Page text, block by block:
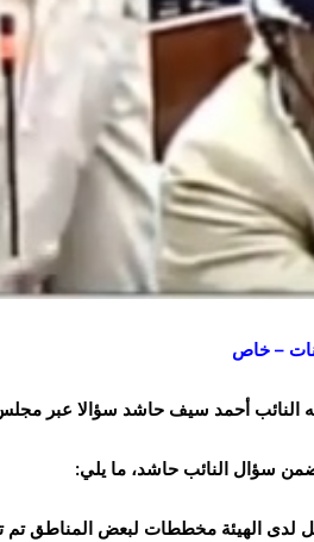
– خاص
النائب أحمد سيف حاشد سؤالا عبر مجلس
سؤال النائب حاشد، ما يلي:
لدى الهيئة مخططات لبعض المناطق تم